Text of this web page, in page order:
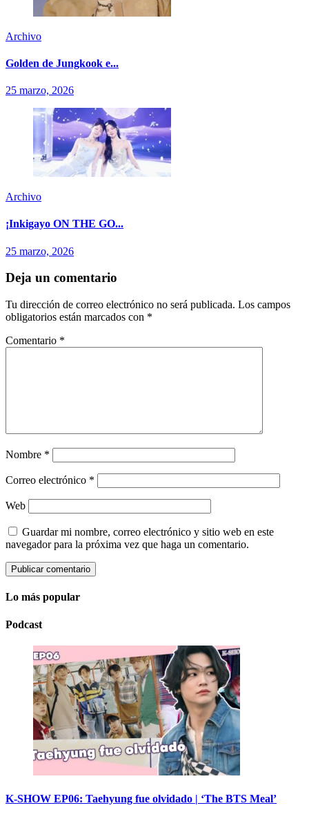
Archivo
Golden de Jungkook e...
25 marzo, 2026
Archivo
¡Inkigayo ON THE GO...
25 marzo, 2026
Deja un comentario
Tu dirección de correo electrónico no será publicada. Los campos
obligatorios están marcados con *
Comentario *
Nombre *
Correo electrónico *
Web
Guardar mi nombre, correo electrónico y sitio web en este
navegador para la próxima vez que haga un comentario.
Lo más popular
Podcast
K-SHOW EP06: Taehyung fue olvidado | ‘The BTS Meal’